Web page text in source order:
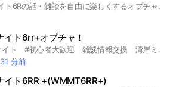
湾岸ミッドナイト6Rの話・雑談を自由に楽しくするオプチャです！
イト6rr+オプチャ！
#湾岸ミッドナイト #初心者大歓迎 雑談情報交換 湾岸ミッドナイトの話以外でも！
31 分前
イト6RR +(WMMT6RR+)